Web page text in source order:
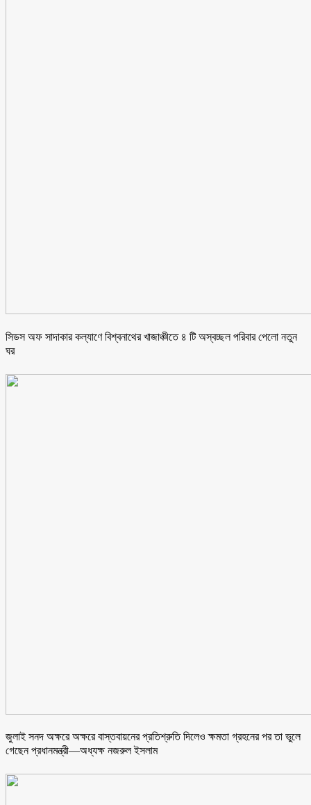
সিডস অফ সাদাকার কল্যাণে বিশ্বনাথের খাজাঞ্চীতে ৪ টি অস্বচ্ছল পরিবার পেলো নতুন
ঘর
জুলাই সনদ অক্ষরে অক্ষরে বাস্তবায়নের প্রতিশ্রুতি দিলেও ক্ষমতা গ্রহনের পর তা ভুলে
গেছেন প্রধানমন্ত্রী—অধ্যক্ষ নজরুল ইসলাম